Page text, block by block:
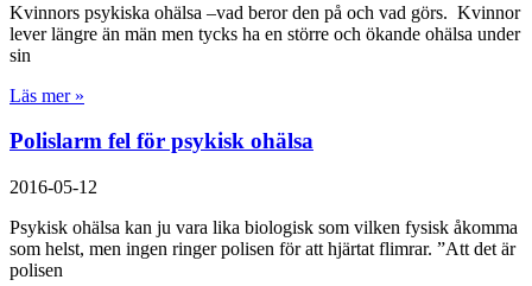
Kvinnors psykiska ohälsa –vad beror den på och vad görs. Kvinnor
lever längre än män men tycks ha en större och ökande ohälsa under
sin
Läs mer »
Polislarm fel för psykisk ohälsa
2016-05-12
Psykisk ohälsa kan ju vara lika biologisk som vilken fysisk åkomma
som helst, men ingen ringer polisen för att hjärtat flimrar. ”Att det är
polisen